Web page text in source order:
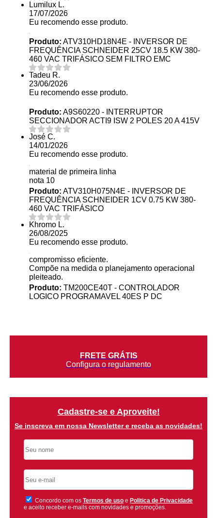
Lumilux L.
17/07/2026
Eu recomendo esse produto.
Produto: ATV310HD18N4E - INVERSOR DE
FREQUÊNCIA SCHNEIDER 25CV 18.5 KW 380-
460 VAC TRIFÁSICO SEM FILTRO EMC
Tadeu R.
23/06/2026
Eu recomendo esse produto.
Produto: A9S60220 - INTERRUPTOR
SECCIONADOR ACTI9 ISW 2 POLES 20 A 415V
José C.
14/01/2026
Eu recomendo esse produto.
material de primeira linha
nota 10
Produto: ATV310H075N4E - INVERSOR DE
FREQUÊNCIA SCHNEIDER 1CV 0.75 KW 380-
460 VAC TRIFÁSICO
Khromo L.
26/08/2025
Eu recomendo esse produto.
compromisso eficiente.
Compõe na medida o planejamento operacional
pleiteado.
Produto: TM200CE40T - CONTROLADOR
LOGICO PROGRAMAVEL 40ES P DC
FRETE GRÁTIS
Configura o regulamento
Cadastre-se e Aproveite!
Se inscreva em nossa Newsletter e receba as novidades!
Concordo com os Termos de uso e Politica de Privacidade
e aceito receber e-mails com novidades e promoções.